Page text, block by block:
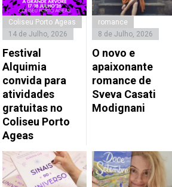
Coliseu Porto Ageas
14 de Julho, 2026
Festival
Alquimia
convida para
atividades
gratuitas no
Coliseu Porto
Ageas
romance
8 de Julho, 2026
O novo e
apaixonante
romance de
Sveva Casati
Modignani